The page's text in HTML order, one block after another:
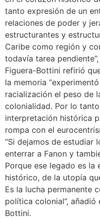
tanto expresión de un
relaciones de poder y
estructurantes y
Caribe como región y
todavía tarea
Figuera-Bottini refirió
la memoria
racialización el peso de
colonialidad. Por lo
interpretación histórica
rompa con el
“Si dejamos de estudiar
enterrar a Fanon y
Porque ese legado es
histórico, de la utopía
Es la lucha permanente
política colonial”,
Bottini.